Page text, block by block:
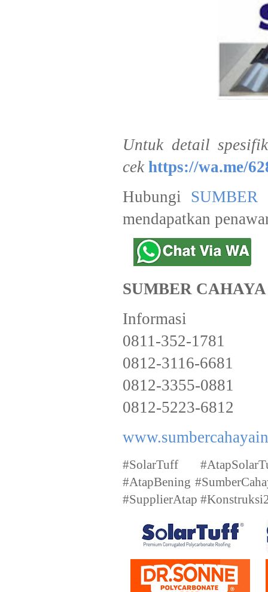
Untuk detail
cek https://wa.me/
Hubungi SUMBER
mendapatkan
SUMBER
Informasi
0811-352-1781
0812-3116-6681
0812-3355-0881
0812-5223-6812
​#SolarTuff
#AtapBening
#SupplierAtap